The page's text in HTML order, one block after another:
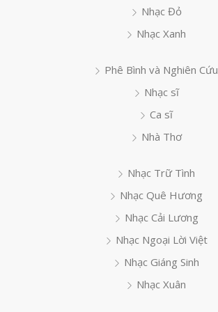
Nhạc Đỏ
Nhạc Xanh
Phê Bình và Nghiên Cứu
Nhạc sĩ
Ca sĩ
Nhà Thơ
Nhạc Trữ Tình
Nhạc Quê Hương
Nhạc Cải Lương
Nhạc Ngoại Lời Việt
Nhạc Giáng Sinh
Nhạc Xuân